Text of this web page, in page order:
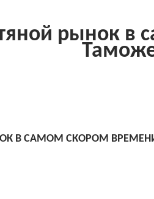
рынок в
В САМОМ СКОРОМ